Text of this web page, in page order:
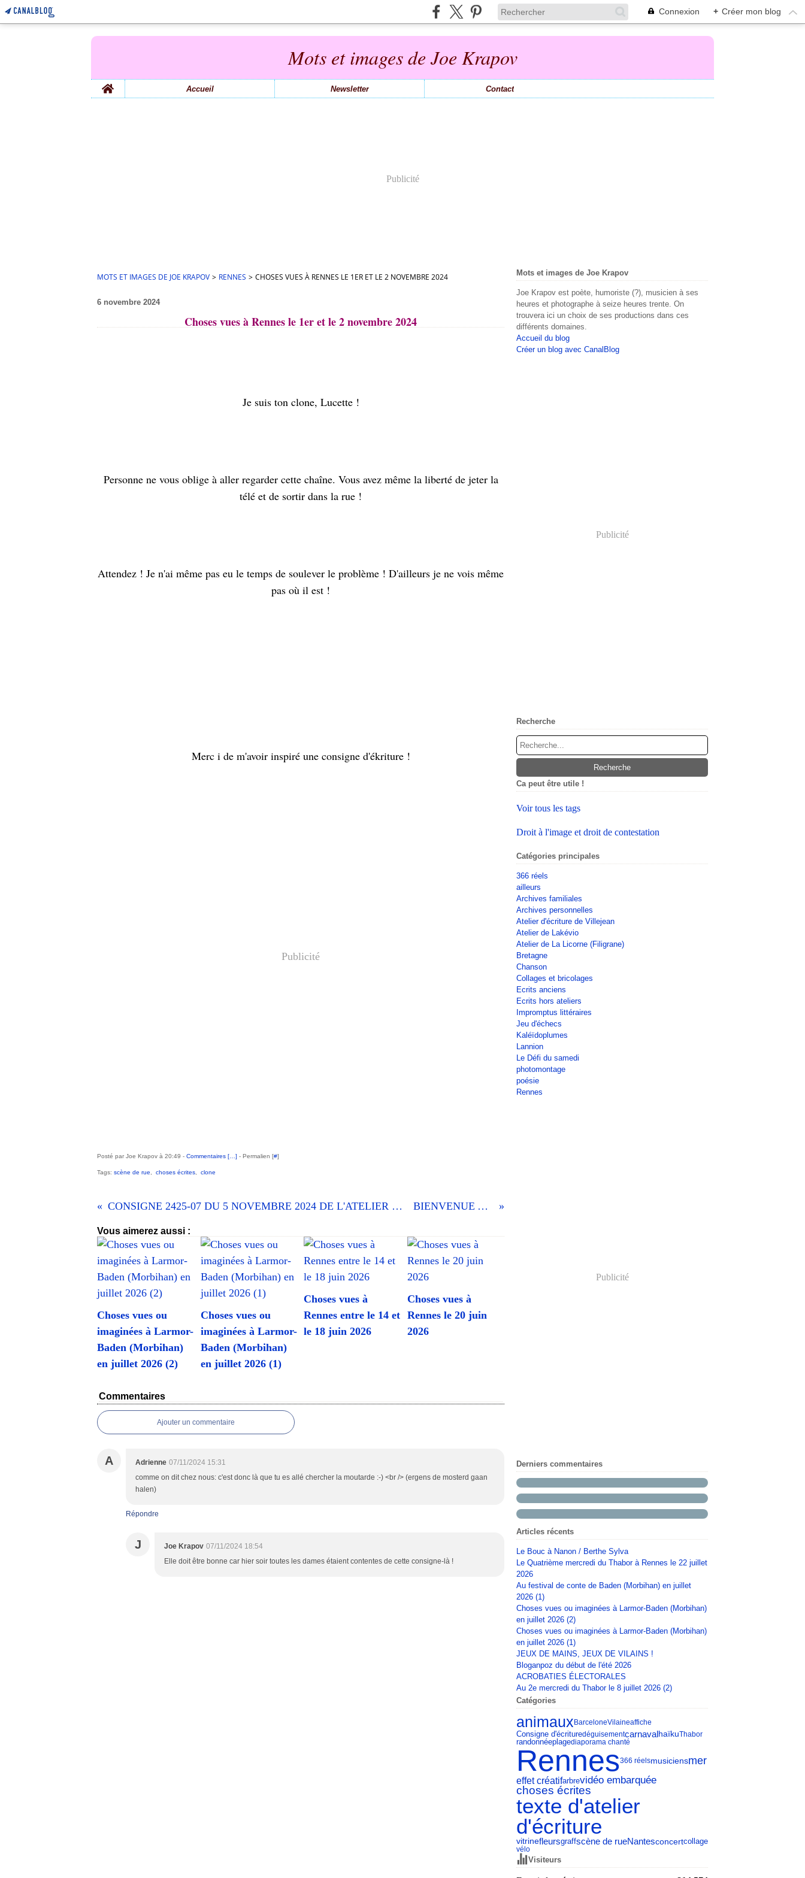
Connexion + Créer mon blog
Mots et images de Joe Krapov
Home
Accueil Newsletter Contact
Publicité
MOTS ET IMAGES DE JOE KRAPOV > RENNES > CHOSES VUES À RENNES LE 1ER ET LE 2 NOVEMBRE 2024
6 novembre 2024
Choses vues à Rennes le 1er et le 2 novembre 2024
Je suis ton clone, Lucette !
Personne ne vous oblige à aller regarder cette chaîne. Vous avez même la liberté de jeter la
télé et de sortir dans la rue !
Attendez ! Je n'ai même pas eu le temps de soulever le problème ! D'ailleurs je ne vois même
pas où il est !
Merc i de m'avoir inspiré une consigne d'ékriture !
Publicité
Posté par Joe Krapov à 20:49 - Commentaires [ ] - Permalien [#]
Tags: scène de rue choses écrites clone
CONSIGNE 2425-07 DU 5 NOVEMBRE 2024 DE L'ATELIER D'ÉCRITURE DE VILLEJEAN BIENVENUE AU KLUB !
Vous aimerez aussi :
Choses vues ou
imaginées à Larmor-
Baden (Morbihan)
en juillet 2026 (2)
Choses vues ou
imaginées à Larmor-
Baden (Morbihan)
en juillet 2026 (1)
Choses vues à
Rennes entre le 14 et
le 18 juin 2026
Choses vues à
Rennes le 20 juin
2026
Commentaires
Ajouter un commentaire
A Adrienne 07/11/2024 15:31
comme on dit chez nous: c'est donc là que tu es allé chercher la moutarde :-) <br /> (ergens de mosterd gaan
halen)
Répondre
J Joe Krapov 07/11/2024 18:54
Elle doit être bonne car hier soir toutes les dames étaient contentes de cette consigne-là !
Mots et images de Joe Krapov
Joe Krapov est poète, humoriste (?), musicien à ses
heures et photographe à seize heures trente. On
trouvera ici un choix de ses productions dans ces
différents domaines.
Accueil du blog
Créer un blog avec CanalBlog
Publicité
Recherche
Ca peut être utile !
Voir tous les tags
Droit à l'image et droit de contestation
Catégories principales
366 réels
ailleurs
Archives familiales
Archives personnelles
Atelier d'écriture de Villejean
Atelier de Lakévio
Atelier de La Licorne (Filigrane)
Bretagne
Chanson
Collages et bricolages
Ecrits anciens
Ecrits hors ateliers
Impromptus littéraires
Jeu d'échecs
Kaléïdoplumes
Lannion
Le Défi du samedi
photomontage
poésie
Rennes
Publicité
Derniers commentaires
Articles récents
Le Bouc à Nanon / Berthe Sylva
Le Quatrième mercredi du Thabor à Rennes le 22 juillet
2026
Au festival de conte de Baden (Morbihan) en juillet
2026 (1)
Choses vues ou imaginées à Larmor-Baden (Morbihan)
en juillet 2026 (2)
Choses vues ou imaginées à Larmor-Baden (Morbihan)
en juillet 2026 (1)
JEUX DE MAINS, JEUX DE VILAINS !
Bloganpoz du début de l'été 2026
ACROBATIES ÉLECTORALES
Au 2e mercredi du Thabor le 8 juillet 2026 (2)
Catégories
animauxBarceloneVilaineaffiche
Consigne d'écrituredéguisementcarnavalhaïkuThabor
randonnéeplagediaporama chanté
Rennes366 réelsmusiciensmer
effet créatifarbrevidéo embarquée
choses écrites
texte d'atelier
d'écriture
vitrinefleursgraffscène de rueNantesconcertcollage
vélo
Visiteurs